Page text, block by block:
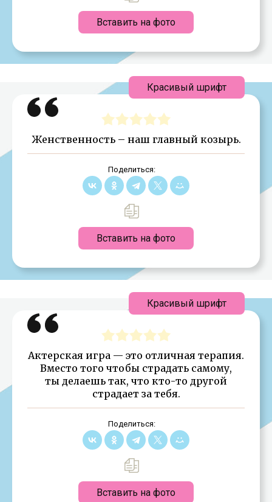
Вставить на фото
Женственность – наш главный козырь.
Поделиться:
Вставить на фото
Красивый шрифт
Актерская игра — это отличная терапия.
Вместо того чтобы страдать самому,
ты делаешь так, что кто-то другой
страдает за тебя.
Поделиться:
Вставить на фото
Красивый шрифт